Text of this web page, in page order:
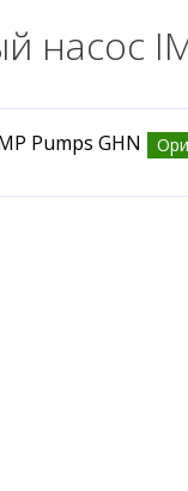
насос